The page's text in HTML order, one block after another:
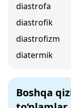
diastrofa
diastrofik
diastrofizm
diatermik
Boshqa